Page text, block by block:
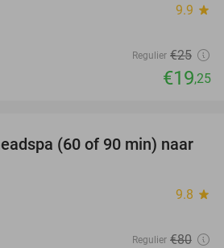
9.9 star
Regulier €25
€19,25
39%
(60 of 90 min) naar
9.8 star
Regulier €80